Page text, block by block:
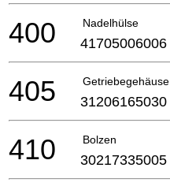
Nadelhülse
400 41705006006
Getriebegehäuse
405 31206165030
Bolzen
410 30217335005